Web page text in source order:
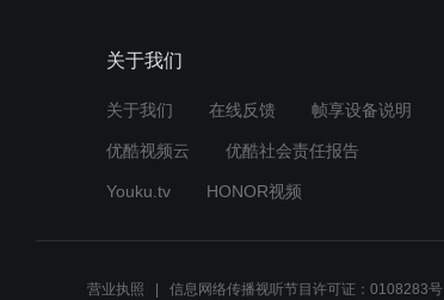
关于我们
关于我们 在线反馈 帧享设备说明
优酷视频云 优酷社会责任报告
Youku.tv HONOR视频
营业执照 信息网络传播视听节目许可证：0108283号